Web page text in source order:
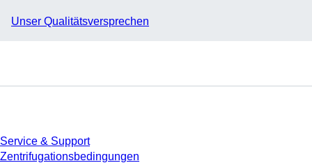
Unser Qualitätsversprechen
Service & Support
Zentrifugationsbedingungen